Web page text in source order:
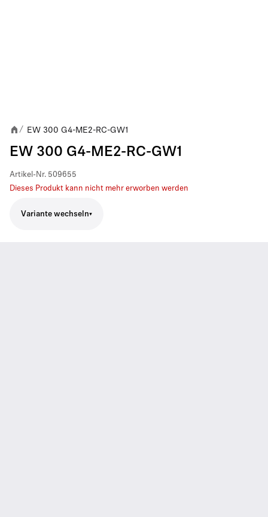
/ EW 300 G4-ME2-RC-GW1
EW 300 G4-ME2-RC-GW1
Artikel-Nr. 509655
Dieses Produkt kann nicht mehr erworben werden
Variante wechseln